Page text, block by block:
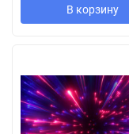
В корзину